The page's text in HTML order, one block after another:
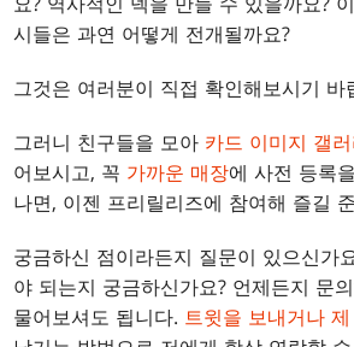
시들은 과연 어떻게 전개될까요?
그것은 여러분이 직접 확인해보시기 바
그러니 친구들을 모아 카드 이미지 갤
어보시고, 꼭 가까운 매장에 사전 등록
나면, 이젠 프리릴리즈에 참여해 즐길
궁금하신 점이라든지 질문이 있으신가
야 되는지 궁금하신가요? 언제든지 문
물어보셔도 됩니다. 트윗을 보내거나